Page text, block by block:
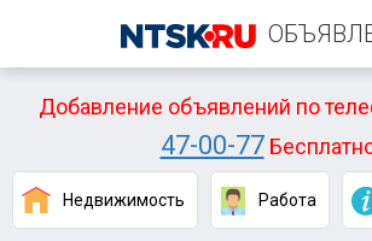
Добавление объявлений по
47-00-77
Недвижимость Работа